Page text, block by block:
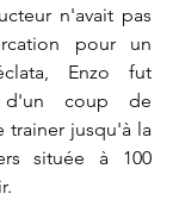
n'avait pas
pour un
Enzo fut
d'un coup de
trainer jusqu'à la
située à 100